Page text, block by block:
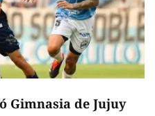
Gimnasia de Jujuy